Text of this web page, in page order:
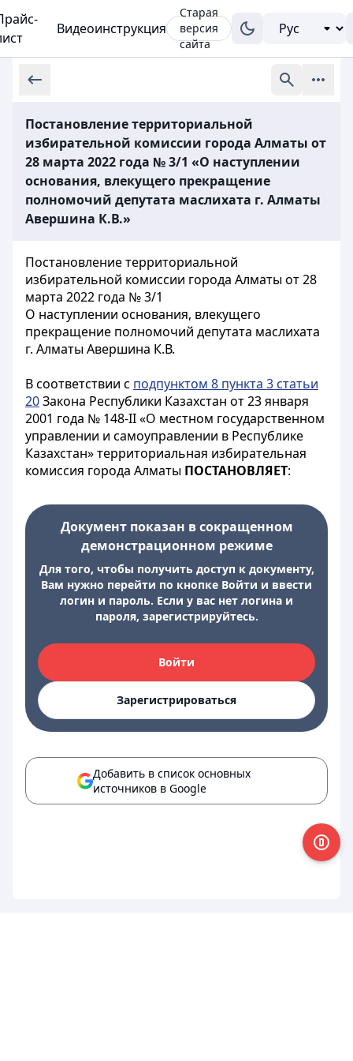
Видеоинструкция
Старая
версия
сайта
Постановление территориальной
избирательной комиссии города Алматы от
28 марта 2022 года № 3/1 «О наступлении
основания, влекущего прекращение
полномочий депутата маслихата г. Алматы
Авершина К.В.»
Постановление территориальной
избирательной комиссии города Алматы от 28
марта 2022 года № 3/1
О наступлении основания, влекущего
прекращение полномочий депутата маслихата
г. Алматы Авершина К.В.
В соответствии с подпунктом 8 пункта 3 статьи
20Закона Республики Казахстан от 23 января
2001 года № 148-II «О местном государственном
управлении и самоуправлении в Республике
Казахстан» территориальная избирательная
комиссия города Алматы ПОСТАНОВЛЯЕТ:
Документ показан в сокращенном
демонстрационном режиме
Для того, чтобы получить доступ к документу,
Вам нужно перейти по кнопке Войти и ввести
логин и пароль. Если у вас нет логина и
пароля, зарегистрируйтесь.
Войти
Зарегистрироваться
Добавить в список основных
источников в Google